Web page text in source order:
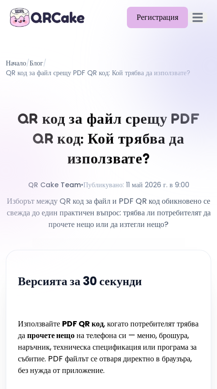
Регистрация
Цени
Документи
Помощ
Начало/Блог/
QR код за файл срещу PDF QR код: Кой трябва да използвате?
QR код за файл срещу PDF
QR код: Кой трябва да
използвате?
QR Cake Team•Публикувано: 11 май 2026 г. в 9:00
Изборът между QR код за файл и PDF QR код обикновено се
свежда до един практичен въпрос: трябва ли потребителят да
прочете нещо или да изтегли нещо?
Версията за 30 секунди
Използвайте PDF QR код, когато потребителят трябва
дапрочете нещона телефона си — меню, брошура,
наръчник, техническа спецификация или програма за
събитие. PDF файлът се отваря директно в браузъра,
без нужда от приложение.